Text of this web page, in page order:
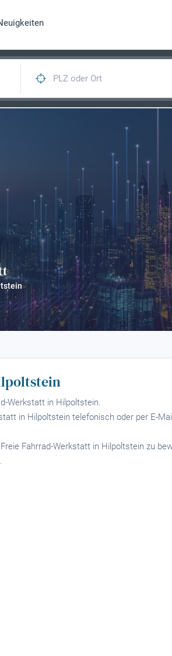
?
Werkstatt in Hilpoltstein.
in Hilpoltstein telefonisch oder per E-
Fahrrad-Werkstatt in Hilpoltstein zu